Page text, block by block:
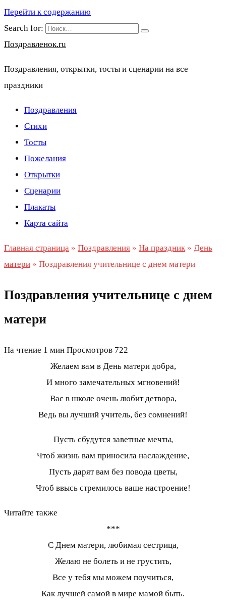
Перейти к содержанию
Search for:
Поздравленок.ru
Поздравления, открытки, тосты и сценарии на все
праздники
Поздравления
Стихи
Тосты
Пожелания
Открытки
Сценарии
Плакаты
Карта сайта
Главная страница » Поздравления » На праздник » День
матери » Поздравления учительнице с днем матери
Поздравления учительнице с днем
матери
На чтение 1 мин Просмотров 722
Желаем вам в День матери добра,
И много замечательных мгновений!
Вас в школе очень любит детвора,
Ведь вы лучший учитель, без сомнений!
Пусть сбудутся заветные мечты,
Чтоб жизнь вам приносила наслаждение,
Пусть дарят вам без повода цветы,
Чтоб ввысь стремилось ваше настроение!
Читайте также
***
С Днем матери, любимая сестрица,
Желаю не болеть и не грустить,
Все у тебя мы можем поучиться,
Как лучшей самой в мире мамой быть.